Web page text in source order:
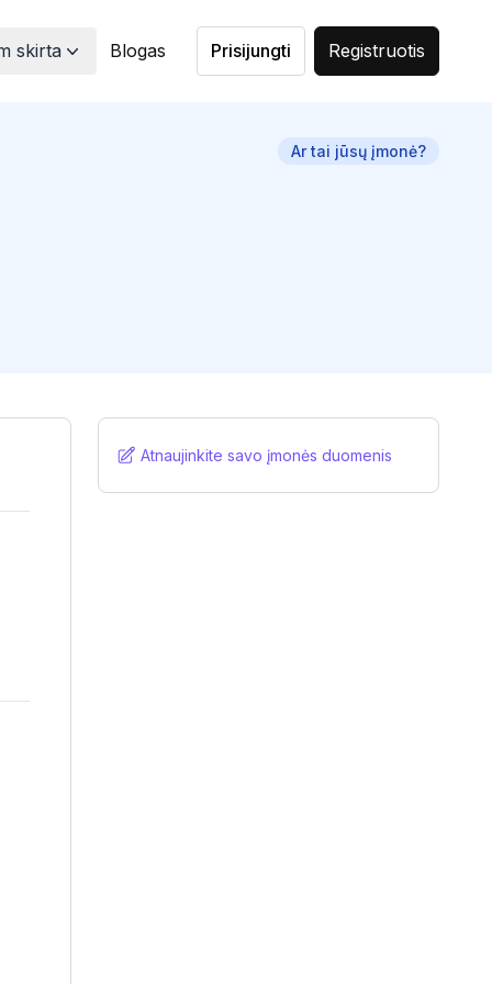
skirta Blogas Prisijungti Registruotis
Ar tai jūsų įmonė?
Atnaujinkite savo įmonės duomenis